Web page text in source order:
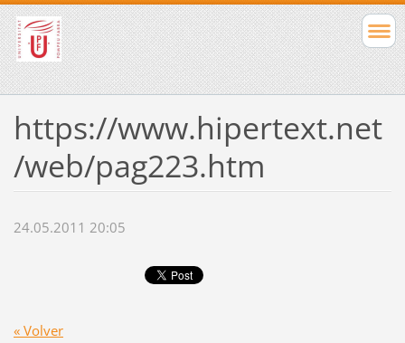
https://www.hipertext.net
/web/pag223.htm
24.05.2011 20:05
« Volver